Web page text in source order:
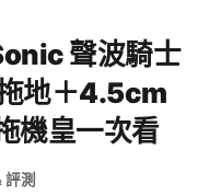
聲波騎士
地＋4.5cm
機皇一次看
評測